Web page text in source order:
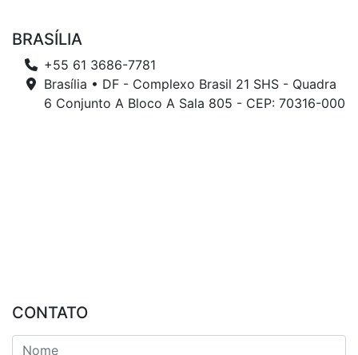
BRASÍLIA
+55 61 3686-7781
Brasília • DF - Complexo Brasil 21 SHS - Quadra
6 Conjunto A Bloco A Sala 805 - CEP: 70316-000
CONTATO